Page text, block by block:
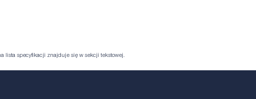
lista specyfikacji znajduje się w sekcji tekstowej.